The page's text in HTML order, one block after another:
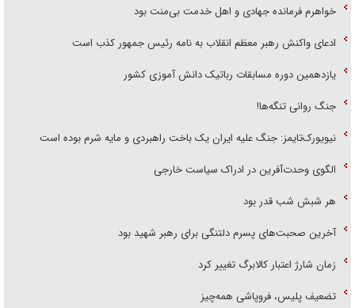
خواهرم فرمانده جهادی و اهل خدمت بی‌منت بود
ادعای واکنش رهبر معظم انقلاب به نامه رئیس جمهور کذب است
یازدهمین دوره مسابقات رباتیک دانش آموزی کشور
جنگ روانی تنگه‌ها!
نیویورک‌تایمز: جنگ علیه ایران یک باخت راهبردی و مایه شرم بوده است
الگوی وحدت‌آفرین در ادراک سیاست خارجی
هر شبش شب قدر بود
آخرین صحبت‌های پسرم دلتنگی برای رهبر شهید بود
زمان شارژ اعتبار کالابرگ تغییر کرد
تضعیف پلیس، فروپاشی همه‌چیز